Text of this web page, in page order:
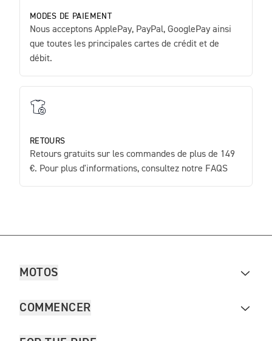
MODES DE PAIEMENT
Nous acceptons ApplePay, PayPal, GooglePay ainsi
que toutes les principales cartes de crédit et de
débit.
RETOURS
Retours gratuits sur les commandes de plus de 149
€. Pour plus d'informations, consultez notre FAQS
MOTOS
COMMENCER